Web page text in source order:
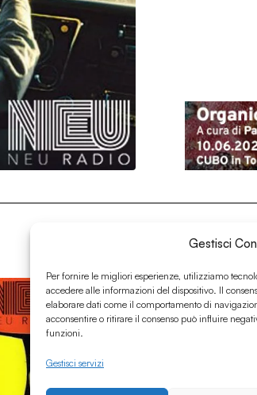
Gestisci
Per fornire le migliori esperienze, utilizziamo
accedere alle informazioni del dispositivo. Il
elaborare dati come il comportamento di
acconsentire o ritirare il consenso può influire
funzioni.
Gestisci servizi